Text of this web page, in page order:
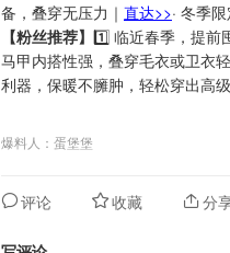
备，叠穿无压力｜ 直达>>· 冬季
【粉丝推荐】 1️⃣ 临近春季，提前
马甲内搭性强，叠穿毛衣或卫衣
利器，保暖不臃肿，轻松穿出高级
爆料人：蛋堡堡
评论 收藏 分